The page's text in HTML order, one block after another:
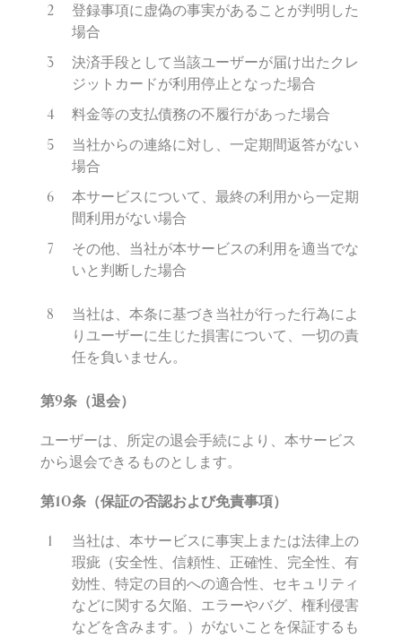
登録事項に虚偽の事実があることが判明した
場合
決済手段として当該ユーザーが届け出たクレ
ジットカードが利用停止となった場合
料金等の支払債務の不履行があった場合
当社からの連絡に対し、一定期間返答がない
場合
本サービスについて、最終の利用から一定期
間利用がない場合
その他、当社が本サービスの利用を適当でな
いと判断した場合
当社は、本条に基づき当社が行った行為によ
りユーザーに生じた損害について、一切の責
任を負いません。
第9条（退会）
ユーザーは、所定の退会手続により、本サービス
から退会できるものとします。
第10条（保証の否認および免責事項）
当社は、本サービスに事実上または法律上の
瑕疵（安全性、信頼性、正確性、完全性、有
効性、特定の目的への適合性、セキュリティ
などに関する欠陥、エラーやバグ、権利侵害
などを含みます。）がないことを保証するも